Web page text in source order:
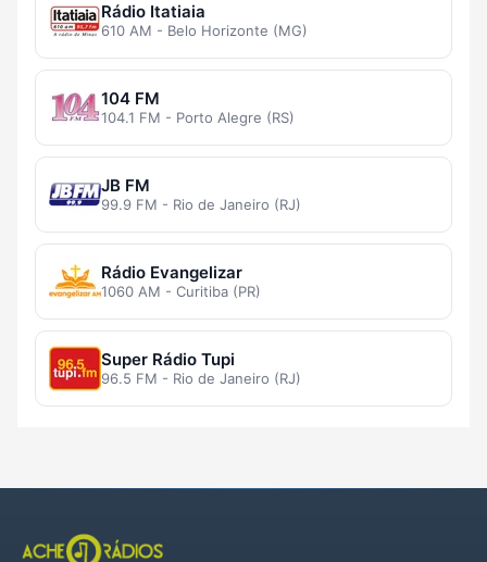
Rádio Itatiaia
610 AM - Belo Horizonte (MG)
104 FM
104.1 FM - Porto Alegre (RS)
JB FM
99.9 FM - Rio de Janeiro (RJ)
Rádio Evangelizar
1060 AM - Curitiba (PR)
Super Rádio Tupi
96.5 FM - Rio de Janeiro (RJ)